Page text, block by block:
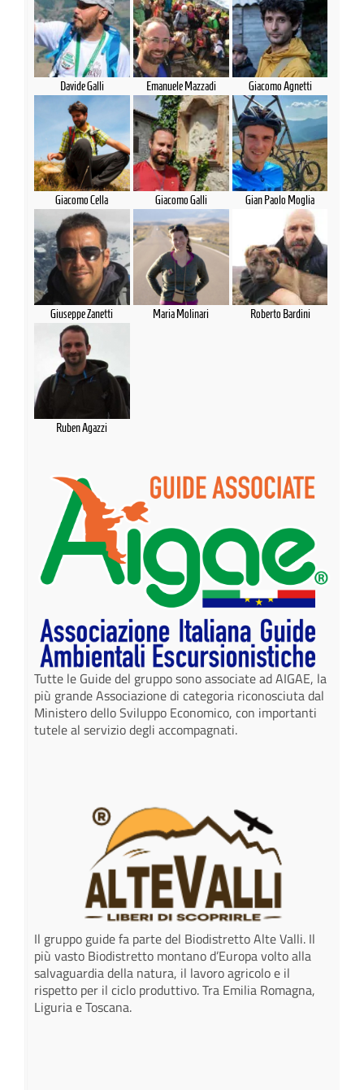
Davide Galli Emanuele Mazzadi Giacomo Agnetti
Giacomo Cella Giacomo Galli Gian Paolo Moglia
Giuseppe Zanetti Maria Molinari Roberto Bardini
Ruben Agazzi
Tutte le Guide del gruppo sono associate ad AIGAE, la
più grande Associazione di categoria riconosciuta dal
Ministero dello Sviluppo Economico, con importanti
tutele al servizio degli accompagnati.
Il gruppo guide fa parte del Biodistretto Alte Valli. Il
più vasto Biodistretto montano d’Europa volto alla
salvaguardia della natura, il lavoro agricolo e il
rispetto per il ciclo produttivo. Tra Emilia Romagna,
Liguria e Toscana.